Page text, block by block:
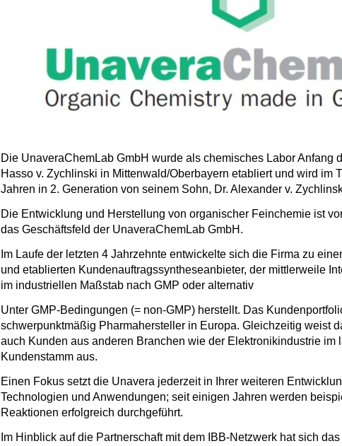
Die UnaveraChemLab GmbH wurde als chemisches Labor Anfang
Hasso v. Zychlinski in Mittenwald/Oberbayern etabliert und wird im
Jahren in 2. Generation von seinem Sohn, Dr. Alexander v.
Die Entwicklung und Herstellung von organischer Feinchemie ist
das Geschäftsfeld der UnaveraChemLab GmbH.
Im Laufe der letzten 4 Jahrzehnte entwickelte sich die Firma zu
und etablierten Kundenauftragssyntheseanbieter, der mittlerweile
im industriellen Maßstab nach GMP oder alternativ
Unter GMP-Bedingungen (= non-GMP) herstellt. Das
schwerpunktmäßig Pharmahersteller in Europa. Gleichzeitig weist
auch Kunden aus anderen Branchen wie der Elektronikindustrie im
Kundenstamm aus.
Einen Fokus setzt die Unavera jederzeit in Ihrer weiteren
Technologien und Anwendungen; seit einigen Jahren werden
Reaktionen erfolgreich durchgeführt.
Im Hinblick auf die Partnerschaft mit dem IBB-Netzwerk hat sich